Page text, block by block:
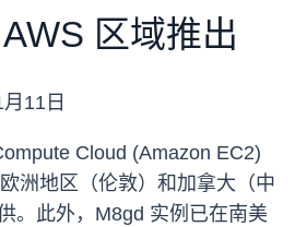
区域推出
11日
Cloud (Amazon EC2)
洲地区（伦敦）和加拿大（中
。此外，M8gd 实例已在南美